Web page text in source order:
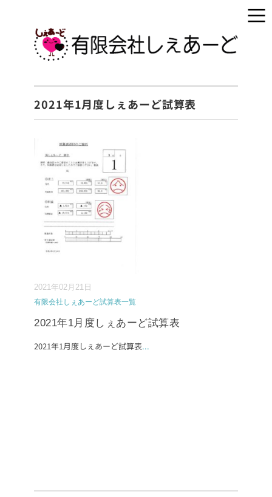
2021年1月度しぇあーど試算表
2021年02月21日
有限会社しぇあーど試算表一覧
2021年1月度しぇあーど試算表
2021年1月度しぇあーど試算表...